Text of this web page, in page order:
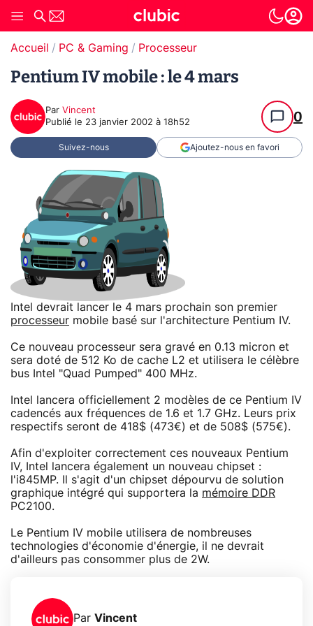
Accueil PC & Gaming Processeur
Pentium IV mobile : le 4 mars
Par Vincent
Publié le 23 janvier 2002 à 18h52 0
Suivez-nous Ajoutez-nous en favori
Intel devrait lancer le 4 mars prochain son premier
processeur mobile basé sur l'architecture Pentium IV.
Ce nouveau processeur sera gravé en 0.13 micron et
sera doté de 512 Ko de cache L2 et utilisera le célèbre
bus Intel "Quad Pumped" 400 MHz.
Intel lancera officiellement 2 modèles de ce Pentium IV
cadencés aux fréquences de 1.6 et 1.7 GHz. Leurs prix
respectifs seront de 418$ (473€) et de 508$ (575€).
Afin d'exploiter correctement ces nouveaux Pentium
IV, Intel lancera également un nouveau chipset :
l'i845MP. Il s'agit d'un chipset dépourvu de solution
graphique intégré qui supportera la mémoire DDR
PC2100.
Le Pentium IV mobile utilisera de nombreuses
technologies d'économie d'énergie, il ne devrait
d'ailleurs pas consommer plus de 2W.
Par Vincent